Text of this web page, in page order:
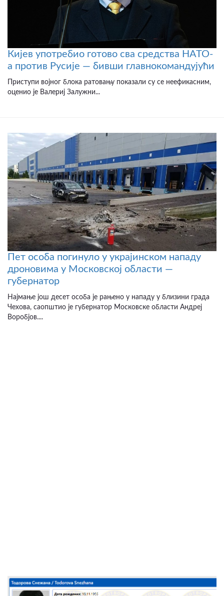
Кијев употребио готово сва средства НАТО-
а против Русије — бивши главнокомандујући
Приступи војног блока ратовању показали су се неефикасним,
оценио је Валериј Залужни...
Пет особа погинуло у украјинском нападу
дроновима у Московској области —
губернатор
Најмање још десет особа је рањено у нападу у близини града
Чехова, саопштио је губернатор Московске области Андреј
Воробјов....